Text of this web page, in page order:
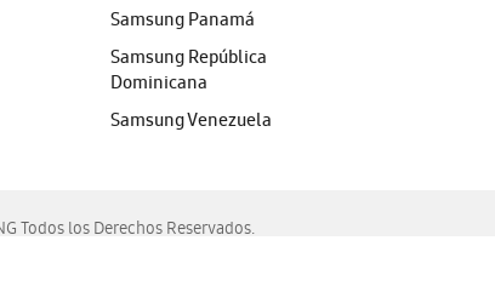
Samsung Panamá
Samsung República
Dominicana
Samsung Venezuela
Todos los Derechos Reservados.